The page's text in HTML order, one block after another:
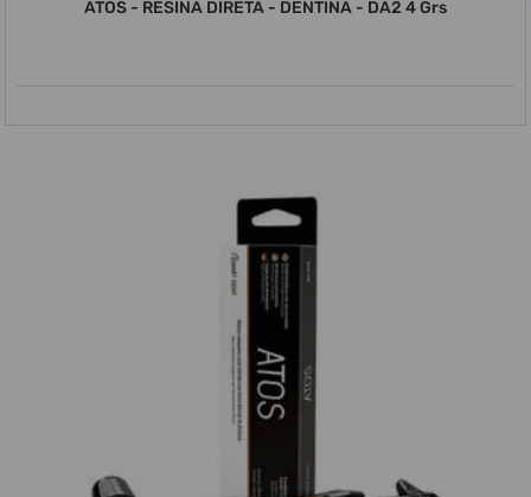
ATOS - RESINA DIRETA - DENTINA - DA2 4 Grs